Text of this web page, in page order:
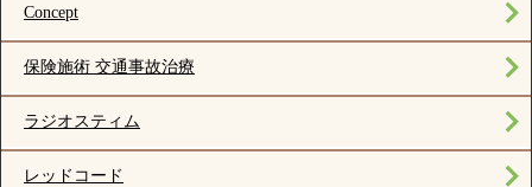
Concept
保険施術 交通事故治療
ラジオスティム
レッドコード